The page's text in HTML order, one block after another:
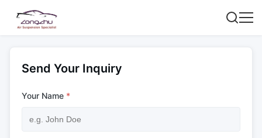
Send Your Inquiry
Your Name *